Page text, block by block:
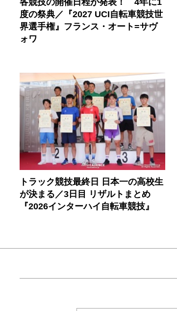
各競技の開催日程が発表！ 4年に1
度の祭典／『2027 UCI自転車競技世
界選手権』フランス・オート=サヴ
ォワ
トラック競技最終日 日本一の高校生
が決まる／3日目 リザルトまとめ
『2026インターハイ自転車競技』